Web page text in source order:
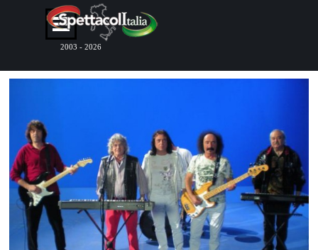
Vai ai contenuti
Salta menù
2003 - 2026